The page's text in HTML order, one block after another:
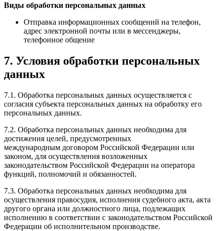
Виды обработки персональных данных
Отправка информационных сообщений на телефон,
адрес электронной почты или в мессенджеры,
телефонное общение
7. Условия обработки персональных
данных
7.1. Обработка персональных данных осуществляется с
согласия субъекта персональных данных на обработку его
персональных данных.
7.2. Обработка персональных данных необходима для
достижения целей, предусмотренных
международным договором Российской Федерации или
законом, для осуществления возложенных
законодательством Российской Федерации на оператора
функций, полномочий и обязанностей.
7.3. Обработка персональных данных необходима для
осуществления правосудия, исполнения судебного акта, акта
другого органа или должностного лица, подлежащих
исполнению в соответствии с законодательством Российской
Федерации об исполнительном производстве.